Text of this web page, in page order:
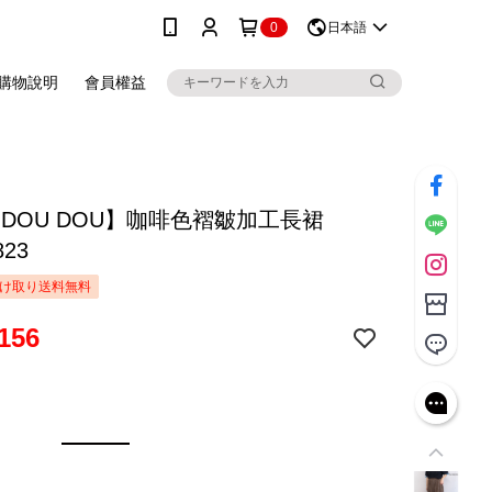
0 日本語
物說明 會員權益
DOU】咖啡色褶皺加工長裙
取り送料無料